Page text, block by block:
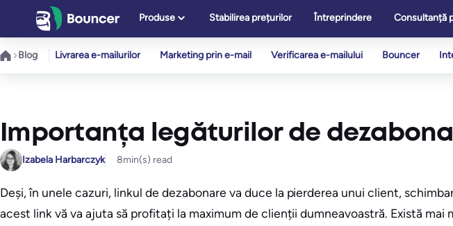
conținut
Produse Stabilirea prețurilor Întreprindere Consultanță
Blog Livrarea e-mailurilor Marketing prin e-mail Verificarea e-mailului Bouncer
Importanța legăturilor de
Izabela Harbarczyk 8min(s) read
Deși, în unele cazuri, linkul de dezabonare va duce la pierderea unui client,
acest link vă va ajuta să profitați la maximum de clienții dumneavoastră. Există